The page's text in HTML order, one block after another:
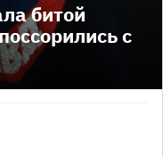
битой
с